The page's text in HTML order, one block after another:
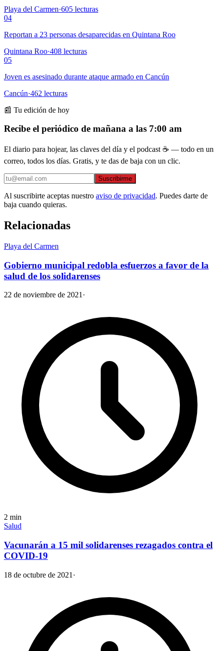
Playa del Carmen·605 lecturas
04
Reportan a 23 personas desaparecidas en Quintana Roo
Quintana Roo·408 lecturas
05
Joven es asesinado durante ataque armado en Cancún
Cancún·462 lecturas
📰 Tu edición de hoy
Recibe el periódico de mañana a las 7:00 am
El diario para hojear, las claves del día y el podcast ☕ — todo en un
correo, todos los días. Gratis, y te das de baja con un clic.
Suscribirme
Al suscribirte aceptas nuestro aviso de privacidad. Puedes darte de
baja cuando quieras.
Relacionadas
Playa del Carmen
Gobierno municipal redobla esfuerzos a favor de la
salud de los solidarenses
22 de noviembre de 2021 ·
2 min
Salud
Vacunarán a 15 mil solidarenses rezagados contra el
COVID-19
18 de octubre de 2021 ·